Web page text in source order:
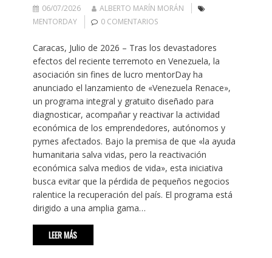
06/07/2026
ALBERTO MARÍN MORÁN
MENTORDAY
0 COMENTARIOS
Caracas, Julio de 2026 – Tras los devastadores
efectos del reciente terremoto en Venezuela, la
asociación sin fines de lucro mentorDay ha
anunciado el lanzamiento de «Venezuela Renace»,
un programa integral y gratuito diseñado para
diagnosticar, acompañar y reactivar la actividad
económica de los emprendedores, autónomos y
pymes afectados. Bajo la premisa de que «la ayuda
humanitaria salva vidas, pero la reactivación
económica salva medios de vida», esta iniciativa
busca evitar que la pérdida de pequeños negocios
ralentice la recuperación del país. El programa está
dirigido a una amplia gama…
LEER MÁS